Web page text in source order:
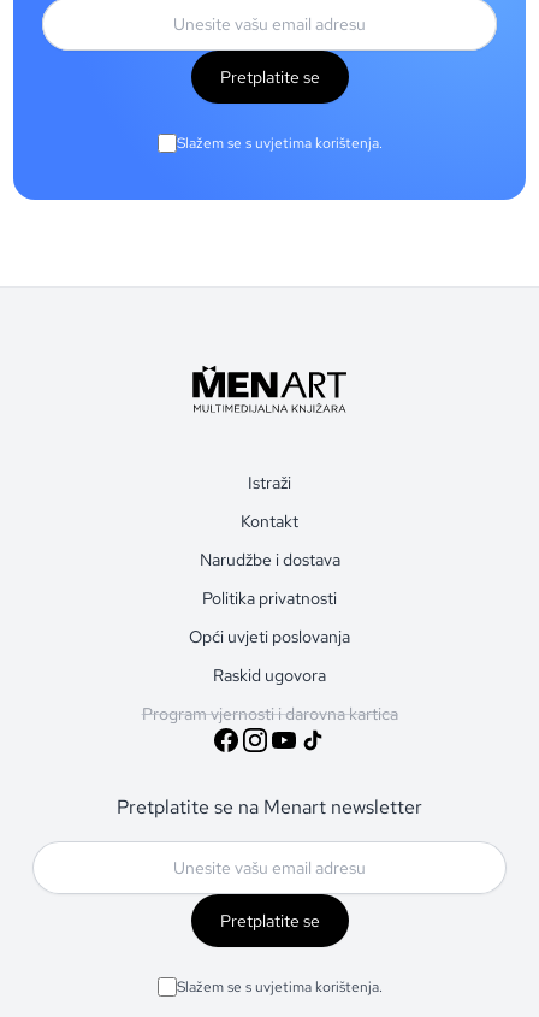
Pretplatite se
Slažem se s uvjetima korištenja.
Istraži
Kontakt
Narudžbe i dostava
Politika privatnosti
Opći uvjeti poslovanja
Raskid ugovora
Program vjernosti i darovna kartica
Pretplatite se na Menart newsletter
Pretplatite se
Slažem se s uvjetima korištenja.